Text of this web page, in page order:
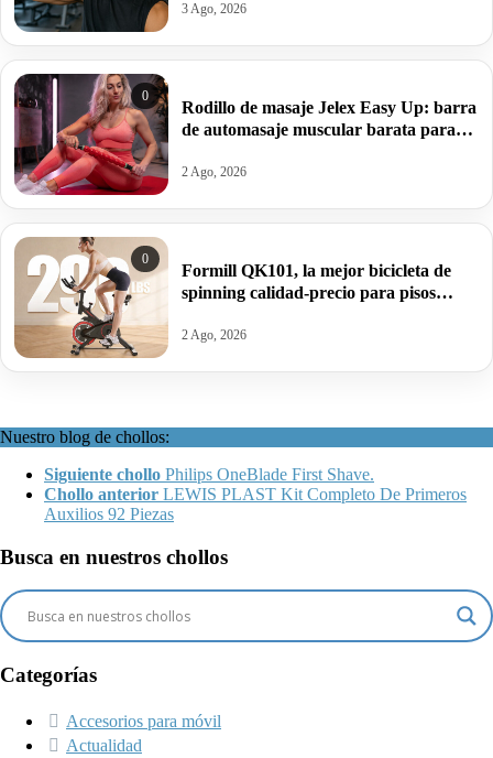
3 Ago, 2026
0
Rodillo de masaje Jelex Easy Up: barra
de automasaje muscular barata para
13,49€.
2 Ago, 2026
0
Formill QK101, la mejor bicicleta de
spinning calidad-precio para pisos
2 Ago, 2026
Nuestro blog de chollos:
Siguiente chollo Philips OneBlade First Shave.
Chollo anterior LEWIS PLAST Kit Completo De Primeros
Auxilios 92 Piezas
Busca en nuestros chollos
Categorías
Accesorios para móvil
Actualidad